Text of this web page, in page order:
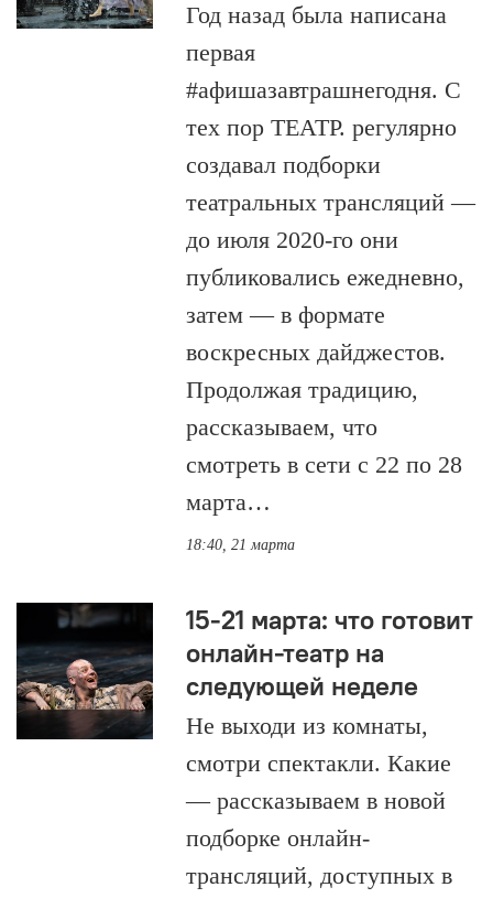
Год назад была написана
первая
#афишазавтрашнегодня. С
тех пор ТЕАТР. регулярно
создавал подборки
театральных трансляций —
до июля 2020-го они
публиковались ежедневно,
затем — в формате
воскресных дайджестов.
Продолжая традицию,
рассказываем, что
смотреть в сети с 22 по 28
марта…
18:40, 21 марта
15-21 марта: что готовит
онлайн-театр на
следующей неделе
Не выходи из комнаты,
смотри спектакли. Какие
— рассказываем в новой
подборке онлайн-
трансляций, доступных в